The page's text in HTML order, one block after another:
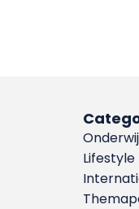
Lifestyle